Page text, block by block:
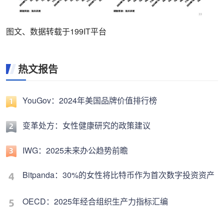
图文、数据转载于199IT平台
热文报告
YouGov：2024年美国品牌价值排行榜
变革处方：女性健康研究的政策建议
IWG：2025未来办公趋势前瞻
Bitpanda：30%的女性将比特币作为首次数字投资资产
OECD：2025年经合组织生产力指标汇编